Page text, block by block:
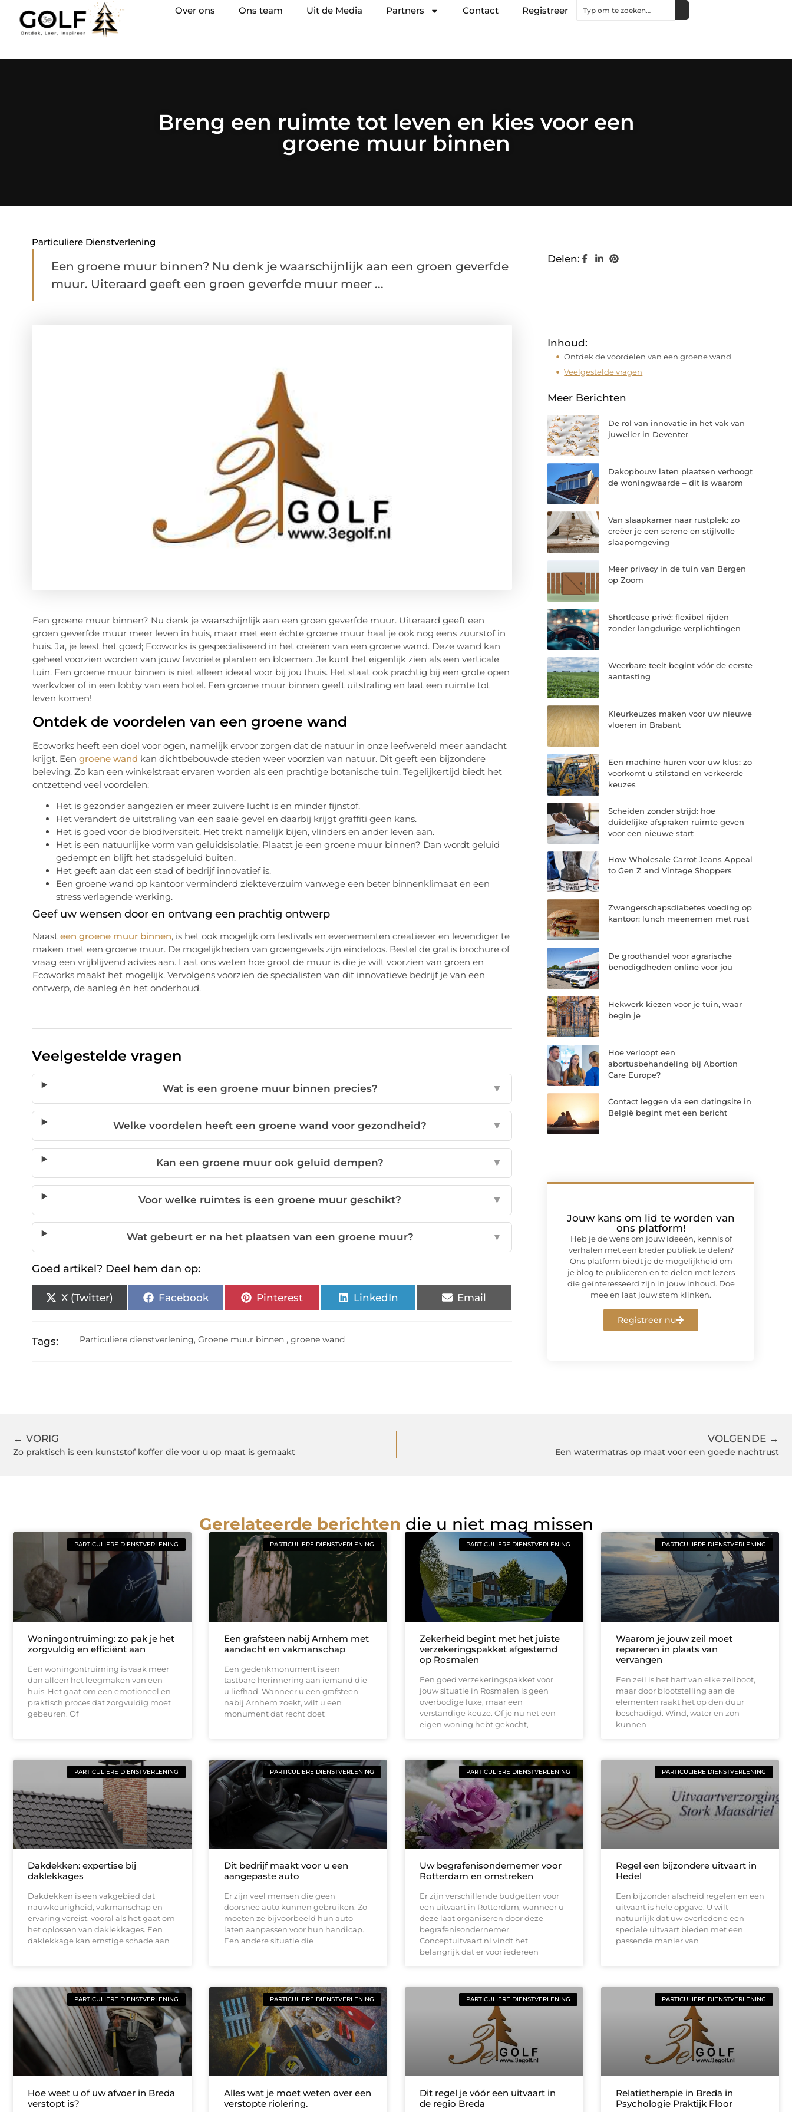
Over ons Ons team Uit de Media Partners Contact Registreer
Breng een ruimte tot leven en kies voor een
groene muur binnen
Particuliere Dienstverlening
Een groene muur binnen? Nu denk je waarschijnlijk aan een groen geverfde
muur. Uiteraard geeft een groen geverfde muur meer ...
Een groene muur binnen? Nu denk je waarschijnlijk aan een groen geverfde muur. Uiteraard geeft een
groen geverfde muur meer leven in huis, maar met een échte groene muur haal je ook nog eens zuurstof in
huis. Ja, je leest het goed; Ecoworks is gespecialiseerd in het creëren van een groene wand. Deze wand kan
geheel voorzien worden van jouw favoriete planten en bloemen. Je kunt het eigenlijk zien als een verticale
tuin. Een groene muur binnen is niet alleen ideaal voor bij jou thuis. Het staat ook prachtig bij een grote open
werkvloer of in een lobby van een hotel. Een groene muur binnen geeft uitstraling en laat een ruimte tot
leven komen!
Ontdek de voordelen van een groene wand
Ecoworks heeft een doel voor ogen, namelijk ervoor zorgen dat de natuur in onze leefwereld meer aandacht
krijgt. Een groene wand kan dichtbebouwde steden weer voorzien van natuur. Dit geeft een bijzondere
beleving. Zo kan een winkelstraat ervaren worden als een prachtige botanische tuin. Tegelijkertijd biedt het
ontzettend veel voordelen:
Het is gezonder aangezien er meer zuivere lucht is en minder fijnstof.
Het verandert de uitstraling van een saaie gevel en daarbij krijgt graffiti geen kans.
Het is goed voor de biodiversiteit. Het trekt namelijk bijen, vlinders en ander leven aan.
Het is een natuurlijke vorm van geluidsisolatie. Plaatst je een groene muur binnen? Dan wordt geluid
gedempt en blijft het stadsgeluid buiten.
Het geeft aan dat een stad of bedrijf innovatief is.
Een groene wand op kantoor verminderd ziekteverzuim vanwege een beter binnenklimaat en een
stress verlagende werking.
Geef uw wensen door en ontvang een prachtig ontwerp
Naast een groene muur binnen, is het ook mogelijk om festivals en evenementen creatiever en levendiger te
maken met een groene muur. De mogelijkheden van groengevels zijn eindeloos. Bestel de gratis brochure of
vraag een vrijblijvend advies aan. Laat ons weten hoe groot de muur is die je wilt voorzien van groen en
Ecoworks maakt het mogelijk. Vervolgens voorzien de specialisten van dit innovatieve bedrijf je van een
ontwerp, de aanleg én het onderhoud.
Veelgestelde vragen
Wat is een groene muur binnen precies? ▼
Welke voordelen heeft een groene wand voor gezondheid? ▼
Kan een groene muur ook geluid dempen? ▼
Voor welke ruimtes is een groene muur geschikt? ▼
Wat gebeurt er na het plaatsen van een groene muur? ▼
Goed artikel? Deel hem dan op:
X (Twitter) Facebook Pinterest LinkedIn Email
Tags: Particuliere dienstverlening,Groene muur binnen ,groene wand
Delen:
Inhoud:
Ontdek de voordelen van een groene wand
Veelgestelde vragen
Meer Berichten
De rol van innovatie in het vak van
juwelier in Deventer
Dakopbouw laten plaatsen verhoogt
de woningwaarde – dit is waarom
Van slaapkamer naar rustplek: zo
creëer je een serene en stijlvolle
slaapomgeving
Meer privacy in de tuin van Bergen
op Zoom
Shortlease privé: flexibel rijden
zonder langdurige verplichtingen
Weerbare teelt begint vóór de eerste
aantasting
Kleurkeuzes maken voor uw nieuwe
vloeren in Brabant
Een machine huren voor uw klus: zo
voorkomt u stilstand en verkeerde
keuzes
Scheiden zonder strijd: hoe
duidelijke afspraken ruimte geven
voor een nieuwe start
How Wholesale Carrot Jeans Appeal
to Gen Z and Vintage Shoppers
Zwangerschapsdiabetes voeding op
kantoor: lunch meenemen met rust
De groothandel voor agrarische
benodigdheden online voor jou
Hekwerk kiezen voor je tuin, waar
begin je
Hoe verloopt een
abortusbehandeling bij Abortion
Care Europe?
Contact leggen via een datingsite in
België begint met een bericht
Jouw kans om lid te worden van
ons platform!
Heb je de wens om jouw ideeën, kennis of
verhalen met een breder publiek te delen?
Ons platform biedt je de mogelijkheid om
je blog te publiceren en te delen met lezers
die geïnteresseerd zijn in jouw inhoud. Doe
mee en laat jouw stem klinken.
Registreer nu
← VORIG
Zo praktisch is een kunststof koffer die voor u op maat is gemaakt
VOLGENDE →
Een watermatras op maat voor een goede nachtrust
Gerelateerde berichten die u niet mag missen
PARTICULIERE DIENSTVERLENING
Woningontruiming: zo pak je het
zorgvuldig en efficiënt aan
Een woningontruiming is vaak meer
dan alleen het leegmaken van een
huis. Het gaat om een emotioneel en
praktisch proces dat zorgvuldig moet
gebeuren. Of
PARTICULIERE DIENSTVERLENING
Een grafsteen nabij Arnhem met
aandacht en vakmanschap
Een gedenkmonument is een
tastbare herinnering aan iemand die
u liefhad. Wanneer u een grafsteen
nabij Arnhem zoekt, wilt u een
monument dat recht doet
PARTICULIERE DIENSTVERLENING
Zekerheid begint met het juiste
verzekeringspakket afgestemd
op Rosmalen
Een goed verzekeringspakket voor
jouw situatie in Rosmalen is geen
overbodige luxe, maar een
verstandige keuze. Of je nu net een
eigen woning hebt gekocht,
PARTICULIERE DIENSTVERLENING
Waarom je jouw zeil moet
repareren in plaats van
vervangen
Een zeil is het hart van elke zeilboot,
maar door blootstelling aan de
elementen raakt het op den duur
beschadigd. Wind, water en zon
kunnen
PARTICULIERE DIENSTVERLENING
Dakdekken: expertise bij
daklekkages
Dakdekken is een vakgebied dat
nauwkeurigheid, vakmanschap en
ervaring vereist, vooral als het gaat om
het oplossen van daklekkages. Een
daklekkage kan ernstige schade aan
PARTICULIERE DIENSTVERLENING
Dit bedrijf maakt voor u een
aangepaste auto
Er zijn veel mensen die geen
doorsnee auto kunnen gebruiken. Zo
moeten ze bijvoorbeeld hun auto
laten aanpassen voor hun handicap.
Een andere situatie die
PARTICULIERE DIENSTVERLENING
Uw begrafenisondernemer voor
Rotterdam en omstreken
Er zijn verschillende budgetten voor
een uitvaart in Rotterdam, wanneer u
deze laat organiseren door deze
begrafenisondernemer.
Conceptuitvaart.nl vindt het
belangrijk dat er voor iedereen
PARTICULIERE DIENSTVERLENING
Regel een bijzondere uitvaart in
Hedel
Een bijzonder afscheid regelen en een
uitvaart is hele opgave. U wilt
natuurlijk dat uw overledene een
speciale uitvaart bieden met een
passende manier van
PARTICULIERE DIENSTVERLENING
Hoe weet u of uw afvoer in Breda
verstopt is?
PARTICULIERE DIENSTVERLENING
Alles wat je moet weten over een
verstopte riolering.
PARTICULIERE DIENSTVERLENING
Dit regel je vóór een uitvaart in
de regio Breda
PARTICULIERE DIENSTVERLENING
Relatietherapie in Breda in
Psychologie Praktijk Floor